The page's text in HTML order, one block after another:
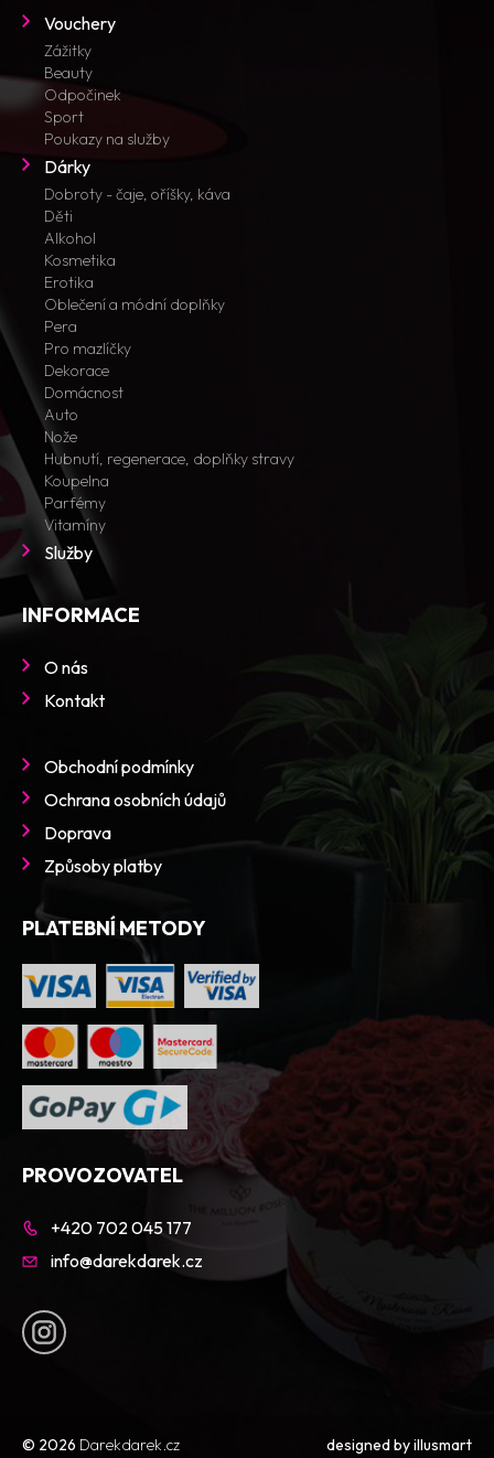
Vouchery
Zážitky
Beauty
Odpočinek
Sport
Poukazy na služby
Dárky
Dobroty - čaje, oříšky, káva
Děti
Alkohol
Kosmetika
Erotika
Oblečení a módní doplňky
Pera
Pro mazlíčky
Dekorace
Domácnost
Auto
Nože
Hubnutí, regenerace, doplňky stravy
Koupelna
Parfémy
Vitamíny
Služby
INFORMACE
O nás
Kontakt
Obchodní podmínky
Ochrana osobních údajů
Doprava
Způsoby platby
PLATEBNÍ METODY
PROVOZOVATEL
+420 702 045 177
info@darekdarek.cz
© 2026 Darekdarek.cz designed byillusmart